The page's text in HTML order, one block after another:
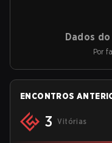
Dados
Por
ENCONTROS
3 Vitórias